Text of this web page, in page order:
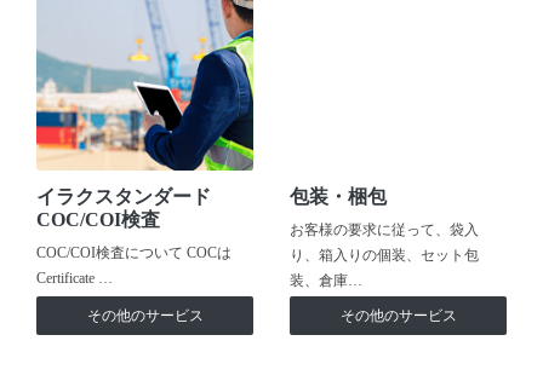
イラクスタンダード
COC/COI検査
COC/COI検査について COCは
Certificate …
その他のサービス
包装・梱包
お客様の要求に従って、袋入
り、箱入りの個装、セット包
装、倉庫…
その他のサービス